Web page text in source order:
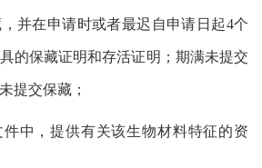
并在申请时或者最迟自申请日起4个
的保藏证明和存活证明；期满未提交
提交保藏；
件中，提供有关该生物材料特征的资